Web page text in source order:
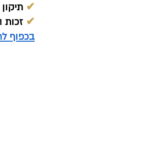
✔
✔ זכות
בכפוף